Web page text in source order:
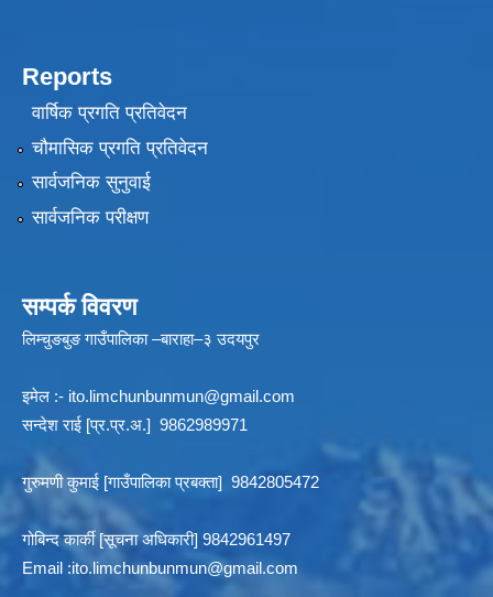
Reports
वार्षिक प्रगति प्रतिवेदन
चौमासिक प्रगति प्रतिवेदन
सार्वजनिक सुनुवाई
सार्वजनिक परीक्षण
सम्पर्क विवरण
लिम्चुङबुङ गाउँपालिका –बाराहा–३ उदयपुर
इमेल :- ito.limchunbunmun@gmail.com
सन्देश राई [प्र.प्र.अ.] 9862989971
गुरुमणी कुमाई [गाउँपालिका प्रबक्ता] 9842805472
गोबिन्द कार्की [सूचना अधिकारी] 9842961497
Email :ito.limchunbunmun@gmail.com